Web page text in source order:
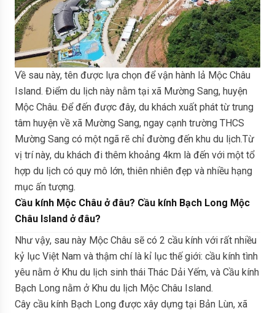
Về sau này, tên được lựa chọn để vận hành lả Mộc Châu
Island. Điểm du lịch này nằm tại xã Mường Sang, huyện
Mộc Châu. Để đến được đây, du khách xuất phát từ trung
tâm huyện về xã Mường Sang, ngay cạnh trường THCS
Mường Sang có một ngã rẽ chỉ đường đến khu du lịch.Từ
vị trí này, du khách đi thêm khoảng 4km là đến với một tổ
hợp du lịch có quy mô lớn, thiên nhiên đẹp và nhiều hạng
mục ấn tượng.
Cầu kính Mộc Châu ở đâu? Cầu kính Bạch Long Mộc
Châu Island ở đâu?
Như vậy, sau này Mộc Châu sẽ có 2 cầu kính với rất nhiều
kỷ lục Việt Nam và thậm chí là kỉ lục thế giới: cầu kính tình
yêu nằm ở Khu du lịch sinh thái Thác Dải Yếm, và Cầu kính
Bạch Long nằm ở Khu du lịch Mộc Châu Island.
Cây cầu kính Bạch Long được xây dựng tại Bản Lùn, xã